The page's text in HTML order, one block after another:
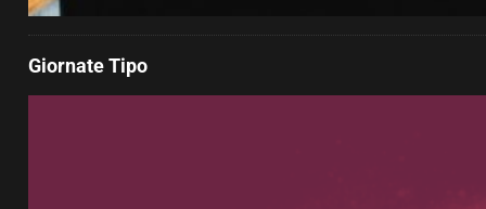
Giornate Tipo